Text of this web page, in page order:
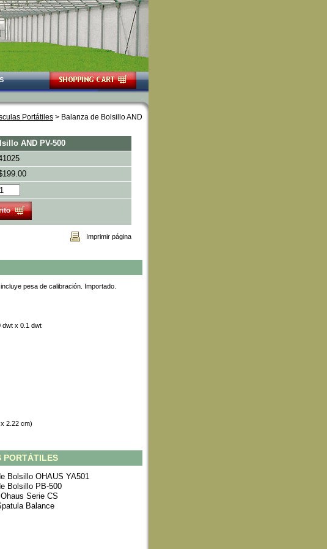
Portátiles > Balanza de Bolsillo AND
AND PV-500
Imprimir página
pesa de calibración. Importado.
dwt x 0.1 dwt
2.22 cm)
PORTÁTILES
Bolsillo OHAUS YA501
Bolsillo PB-500
Serie CS
Balance